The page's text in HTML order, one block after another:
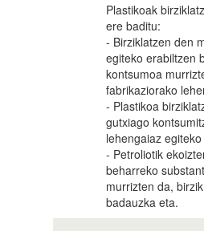
Plastikoak
ere baditu:
- Birziklatzen den
egiteko erabiltzen
kontsumoa
fabrikaziorako
- Plastikoa
gutxiago
lehengaiaz
- Petroliotik
beharreko
murrizten da,
badauzka eta.